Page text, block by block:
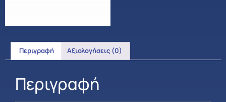
Περιγραφή Αξιολογήσεις (0)
Περιγραφή